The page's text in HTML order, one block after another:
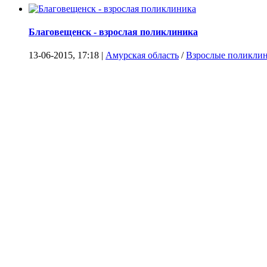
Благовещенск - взрослая поликлиника
13-06-2015, 17:18 | Амурская область /Взрослые